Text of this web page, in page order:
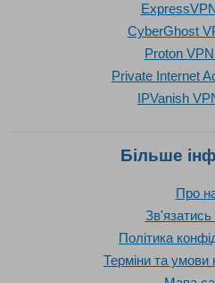
CyberGhost
Proton
Private Internet
IPVanish
Більше
Про
Політика
Терміни та умови